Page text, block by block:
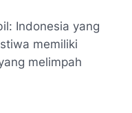
Indonesia yang
memiliki
melimpah